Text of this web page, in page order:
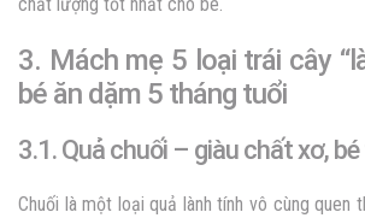
chất lượng tốt nhất cho bé.
3. Mách mẹ 5 loại trái cây
bé ăn dặm 5 tháng tuổi
3.1. Quả chuối – giàu chất xơ,
Chuối là một loại quả lành tính vô cùng quen